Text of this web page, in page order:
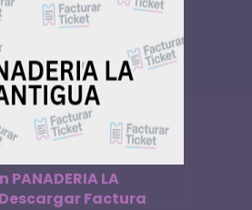
LA
Descargar Factura